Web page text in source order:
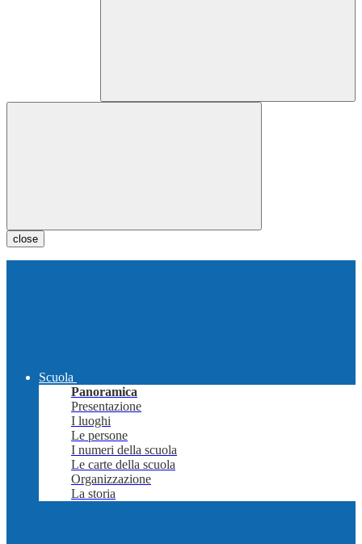
close
Scuola
Panoramica
Presentazione
I luoghi
Le persone
I numeri della scuola
Le carte della scuola
Organizzazione
La storia